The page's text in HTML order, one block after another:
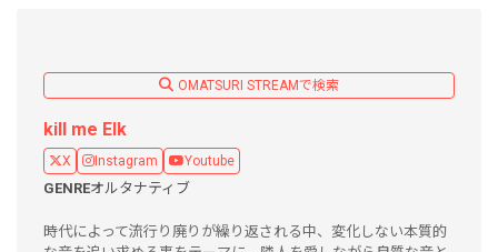
OMATSURI STREAMで検索
kill me Elk
X Instagram Youtube
GENREオルタナティブ
時代によって流行り廃りが繰り返される中、変化しない本質的